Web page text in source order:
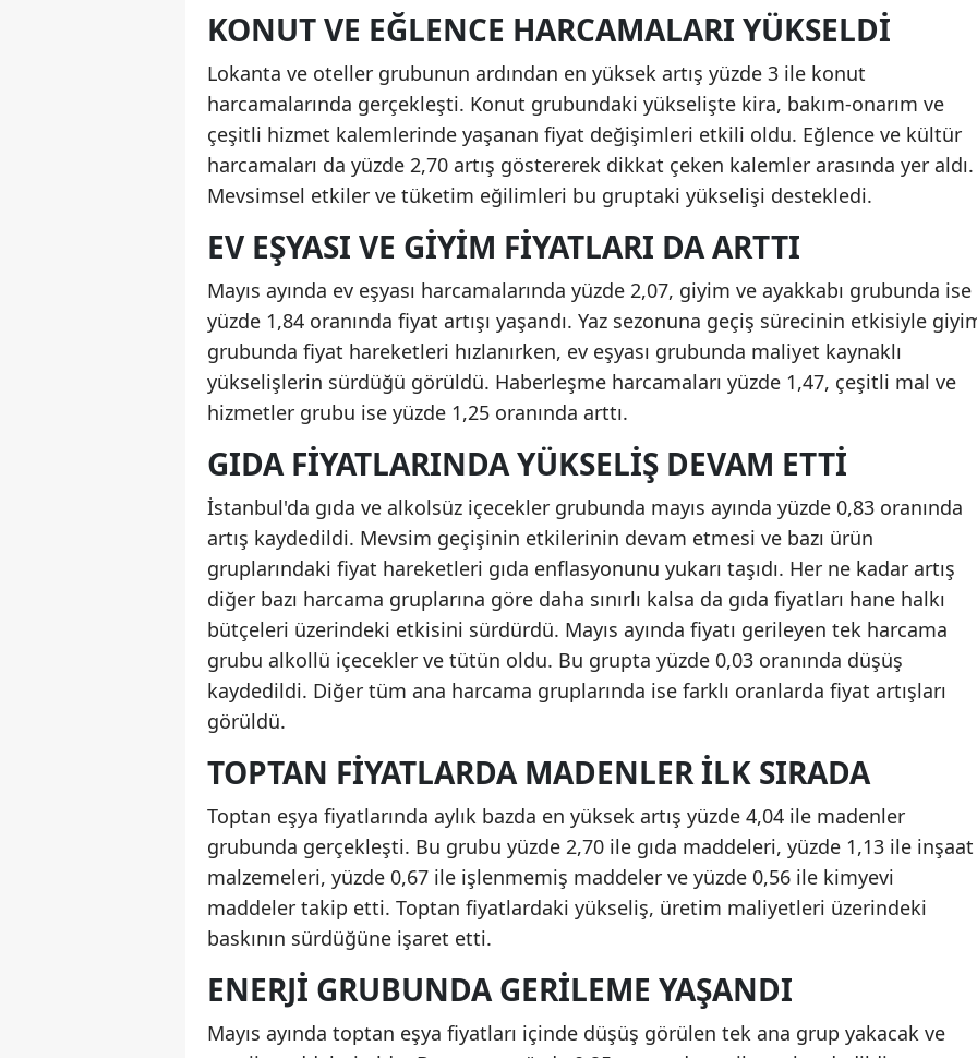
KONUT VE EĞLENCE HARCAMALARI YÜKSELDI
Lokanta ve oteller grubunun ardından en yüksek artış yüzde 3 ile konut
harcamalarında gerçekleşti. Konut grubundaki yükselişte kira, bakım-onarım ve
çeşitli hizmet kalemlerinde yaşanan fiyat değişimleri etkili oldu. Eğlence ve kültür
harcamaları da yüzde 2,70 artış göstererek dikkat çeken kalemler arasında yer aldı.
Mevsimsel etkiler ve tüketim eğilimleri bu gruptaki yükselişi destekledi.
EV EŞYASI VE GIYIM FIYATLARI DA ARTTI
Mayıs ayında ev eşyası harcamalarında yüzde 2,07, giyim ve ayakkabı grubunda ise
yüzde 1,84 oranında fiyat artışı yaşandı. Yaz sezonuna geçiş sürecinin etkisiyle
grubunda fiyat hareketleri hızlanırken, ev eşyası grubunda maliyet kaynaklı
yükselişlerin sürdüğü görüldü. Haberleşme harcamaları yüzde 1,47, çeşitli mal ve
hizmetler grubu ise yüzde 1,25 oranında arttı.
GIDA FIYATLARINDA YÜKSELIŞ DEVAM ETTI
İstanbul'da gıda ve alkolsüz içecekler grubunda mayıs ayında yüzde 0,83 oranında
artış kaydedildi. Mevsim geçişinin etkilerinin devam etmesi ve bazı ürün
gruplarındaki fiyat hareketleri gıda enflasyonunu yukarı taşıdı. Her ne kadar artış
diğer bazı harcama gruplarına göre daha sınırlı kalsa da gıda fiyatları hane halkı
bütçeleri üzerindeki etkisini sürdürdü. Mayıs ayında fiyatı gerileyen tek harcama
grubu alkollü içecekler ve tütün oldu. Bu grupta yüzde 0,03 oranında düşüş
kaydedildi. Diğer tüm ana harcama gruplarında ise farklı oranlarda fiyat artışları
görüldü.
TOPTAN FIYATLARDA MADENLER ILK SIRADA
Toptan eşya fiyatlarında aylık bazda en yüksek artış yüzde 4,04 ile madenler
grubunda gerçekleşti. Bu grubu yüzde 2,70 ile gıda maddeleri, yüzde 1,13 ile inşaat
malzemeleri, yüzde 0,67 ile işlenmemiş maddeler ve yüzde 0,56 ile kimyevi
maddeler takip etti. Toptan fiyatlardaki yükseliş, üretim maliyetleri üzerindeki
baskının sürdüğüne işaret etti.
ENERJI GRUBUNDA GERILEME YAŞANDI
Mayıs ayında toptan eşya fiyatları içinde düşüş görülen tek ana grup yakacak ve